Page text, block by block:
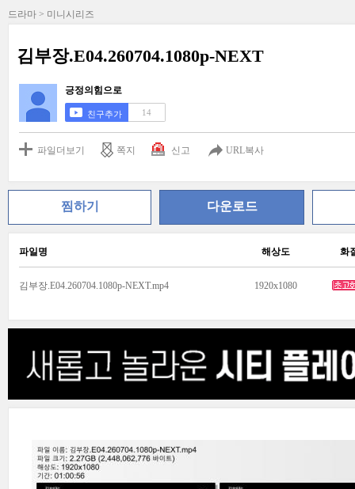
드라마 > 미니시리즈
김부장.E04.260704.1080p-NEXT
긍정의힘으로
친구추가 14
파일더보기 쪽지 신고 URL복사
찜하기 다운로드
파일명 해상도 화
김부장.E04.260704.1080p-NEXT.mp4 1920x1080